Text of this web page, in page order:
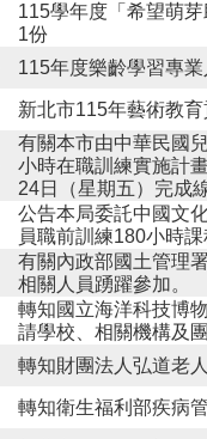
115學年度「希望萌
1份
115年度樂齡學習專
新北市115年藝術教
有關本市由中華民國
小時在職訓練實施計
24日（星期五）完成
公告本局委託中國文
員職前訓練180小時
有關內政部國土管理
相關人員踴躍參加。
轉知國立海洋科技博
請學校、相關機構及
轉知財團法人弘道老
轉知衛生福利部疾病